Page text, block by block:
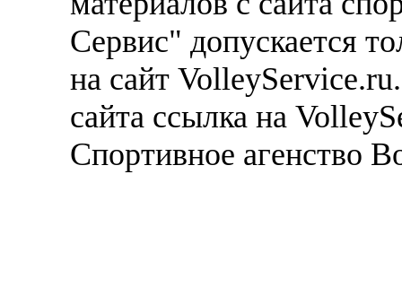
Сервис" допускается
на сайт
сайта ссылка на
Спортивное агенство